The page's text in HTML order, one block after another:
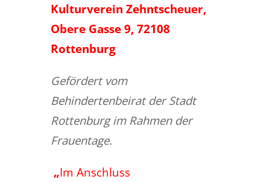
Kulturverein Zehntscheuer,
Obere Gasse 9, 72108
Rottenburg
Gefördert vom
Behindertenbeirat der Stadt
Rottenburg im Rahmen der
Frauentage.
„Im Anschluss